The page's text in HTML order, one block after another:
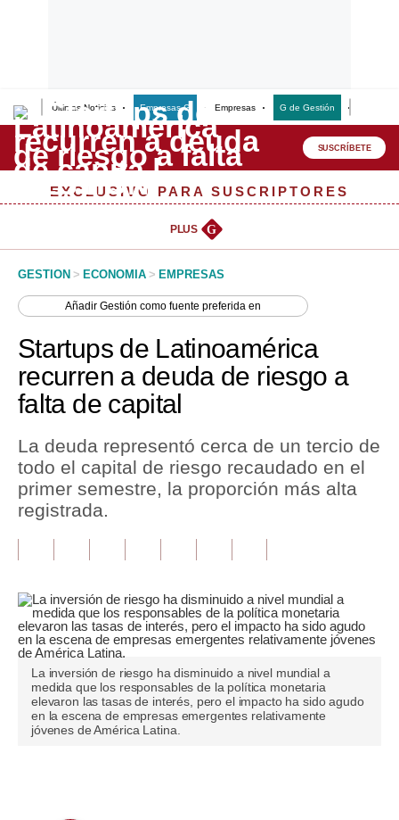
Últimas Noticias Empresas G Empresas G de Gestión
Lo último
Peru Quiosco
Management & Empleo
Perú
Política
Finanzas Personales
Inmobiliarias
Plus G
Editorial
Pregunta de hoy
Blogs
Tendencias
SUSCRÍBETE
EXCLUSIVO PARA SUSCRIPTORES
PLUS G
GESTION > ECONOMIA > EMPRESAS
AñadirGestión como fuente preferida en
Startups de Latinoamérica
recurren a deuda de riesgo a
falta de capital
La deuda representó cerca de un tercio de
todo el capital de riesgo recaudado en el
primer semestre, la proporción más alta
registrada.
La inversión de riesgo ha disminuido a nivel mundial a
medida que los responsables de la política monetaria
elevaron las tasas de interés, pero el impacto ha sido agudo
en la escena de empresas emergentes relativamente
jóvenes de América Latina.